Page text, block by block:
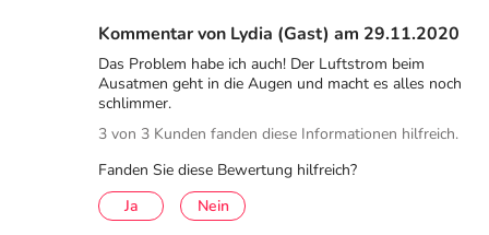
HYLO GEL® ist das erste verordnungsfähige
Medizinprodukt zur Augenbefeuchtung in Deutschland.
Bei therapeutischer Notwendigkeit können die Kosten in
bestimmten Fällen von den gesetzlichen Krankenkassen
erstattet werden. Die befeuchtenden Augentropfen
können von der Ärztin oder vom Arzt gemäß Anlage V
der Arzneimittelrichtlinie bei Fehlen oder Schädigung der
Kommentar von Lydia (Gast) am 29.11.2020
Das Problem habe ich auch! Der Luftstrom beim
Ausatmen geht in die Augen und macht es alles noch
schlimmer.
3 von 3 Kunden fanden diese Informationen hilfreich.
Fanden Sie diese Bewertung hilfreich?
Ja
Nein